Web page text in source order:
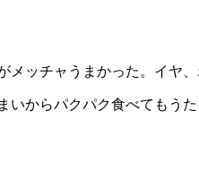
ッチャうまかった。イヤ
いからパクパク食べてもうた